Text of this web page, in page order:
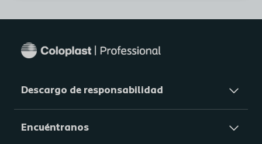
Descargo de responsabilidad
Encuéntranos